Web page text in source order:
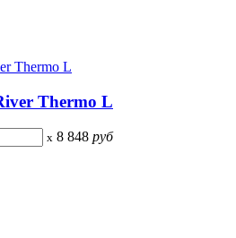
Thermo L
x 8 848 руб